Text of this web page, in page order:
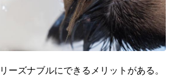
ーズナブルにできるメリットがある。